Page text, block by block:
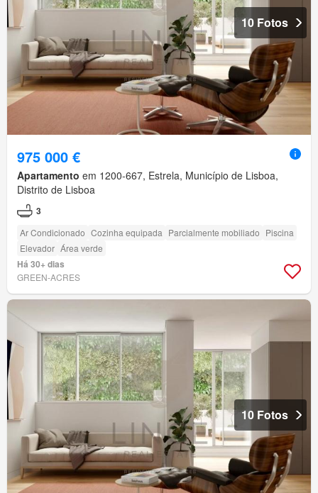
10 Fotos
975 000 €
Apartamento em 1200-667, Estrela, Município de Lisboa,
Distrito de Lisboa
3
Ar Condicionado Cozinha equipada Parcialmente mobiliado Piscina
Elevador Área verde
Há 30+ dias
GREEN-ACRES
10 Fotos